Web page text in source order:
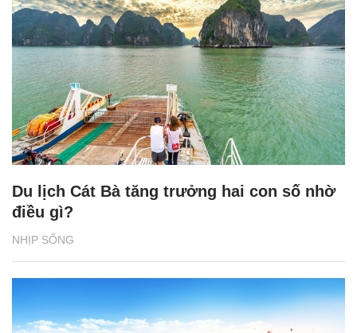
NHỊP SỐNG
Du lịch Cát Bà tăng trưởng hai con số nhờ
điều gì?